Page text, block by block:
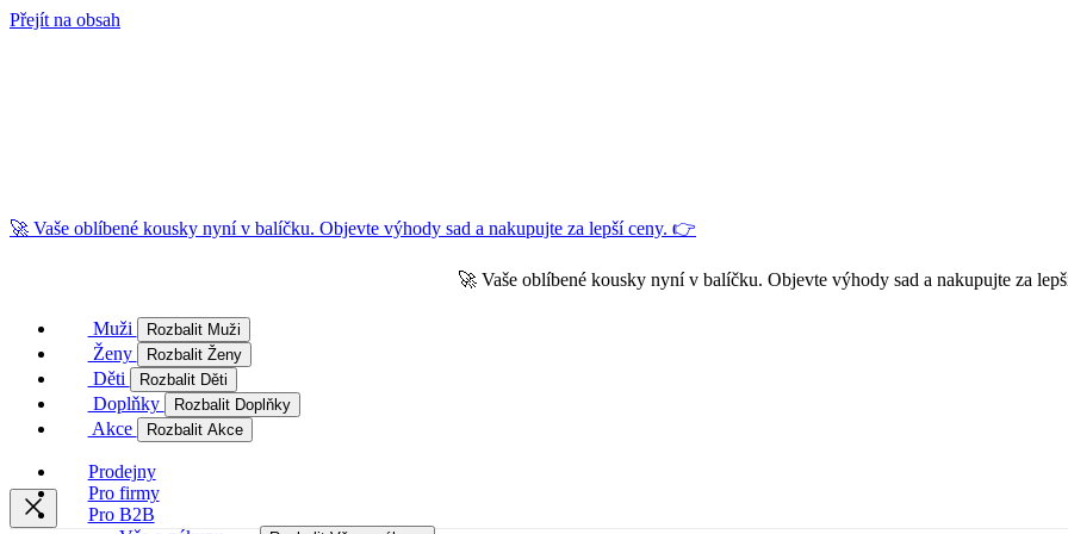
Přejít na obsah
🚀 Vaše oblíbené kousky nyní v balíčku. Objevte výhody sad a nakupujte za lepší ceny. 👉
🚀 Vaše oblíbené kousky nyní v balíčku. Objevte výhody sad a nakupujte za
Muži Rozbalit Muži
Ženy Rozbalit Ženy
Děti Rozbalit Děti
Doplňky Rozbalit Doplňky
Akce Rozbalit Akce
Prodejny
Pro firmy
Pro B2B